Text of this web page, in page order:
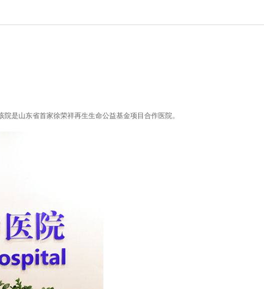
是山东省首家徐荣祥再生生命公益基金项目合作医院。